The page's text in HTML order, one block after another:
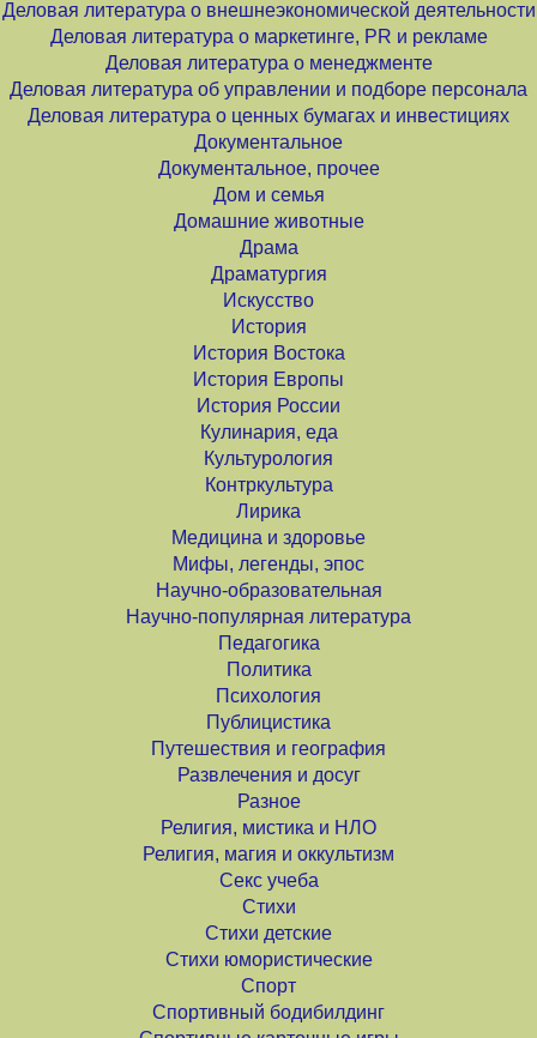
Деловая литература о внешнеэкономической деятельности
Деловая литература о маркетинге, PR и рекламе
Деловая литература о менеджменте
Деловая литература об управлении и подборе персонала
Деловая литература о ценных бумагах и инвестициях
Документальное
Документальное, прочее
Дом и семья
Домашние животные
Драма
Драматургия
Искусство
История
История Востока
История Европы
История России
Кулинария, еда
Культурология
Контркультура
Лирика
Медицина и здоровье
Мифы, легенды, эпос
Научно-образовательная
Научно-популярная литература
Педагогика
Политика
Психология
Публицистика
Путешествия и география
Развлечения и досуг
Разное
Религия, мистика и НЛО
Религия, магия и оккультизм
Секс учеба
Стихи
Стихи детские
Стихи юмористические
Спорт
Спортивный бодибилдинг